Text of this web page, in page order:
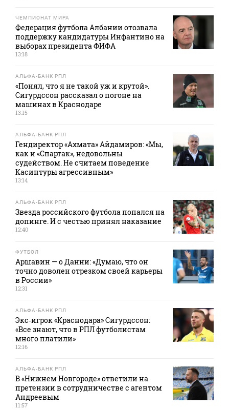
ЧЕМПИОНАТ МИРА
Федерация футбола Албании отозвала
поддержку кандидатуры Инфантино на
выборах президента ФИФА
13:18
АЛЬФА-БАНК РПЛ
«Понял, что я не такой уж и крутой».
Сигурдссон рассказал о погоне на
машинах в Краснодаре
13:15
АЛЬФА-БАНК РПЛ
Гендиректор «Ахмата» Айдамиров: «Мы,
как и «Спартак», недовольны
судейством. Не считаем поведение
Касинтуры агрессивным»
13:14
АЛЬФА-БАНК РПЛ
Звезда российского футбола попался на
допинге. И с честью принял наказание
12:40
ФУТБОЛ
Аршавин — о Данни: «Думаю, что он
точно доволен отрезком своей карьеры
в России»
12:31
АЛЬФА-БАНК РПЛ
Экс‑игрок «Краснодара» Сигурдссон:
«Все знают, что в РПЛ футболистам
много платили»
12:16
АЛЬФА-БАНК РПЛ
В «Нижнем Новгороде» ответили на
претензии в сотрудничестве с агентом
Андреевым
11:57